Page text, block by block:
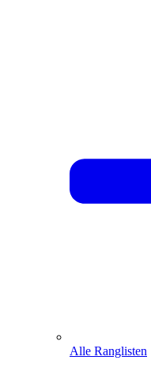
Alle Ranglisten